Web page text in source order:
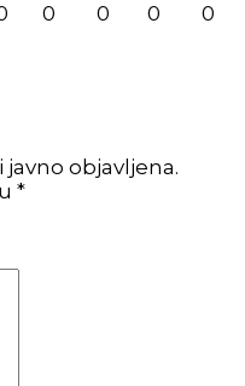
0 0 0 0
objavljena.
*